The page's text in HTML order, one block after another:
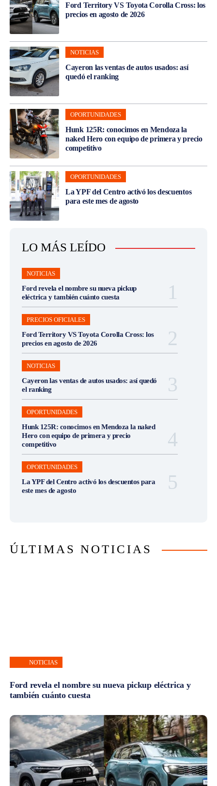
Ford Territory VS Toyota Corolla Cross: los
precios en agosto de 2026
NOTICIAS
Cayeron las ventas de autos usados: así
quedó el ranking
OPORTUNIDADES
Hunk 125R: conocimos en Mendoza la
naked Hero con equipo de primera y precio
competitivo
OPORTUNIDADES
La YPF del Centro activó los descuentos
para este mes de agosto
LO MÁS LEÍDO
NOTICIAS
Ford revela el nombre su nueva pickup
eléctrica y también cuánto cuesta
PRECIOS OFICIALES
Ford Territory VS Toyota Corolla Cross: los
precios en agosto de 2026
NOTICIAS
Cayeron las ventas de autos usados: así quedó
el ranking
OPORTUNIDADES
Hunk 125R: conocimos en Mendoza la naked
Hero con equipo de primera y precio
competitivo
OPORTUNIDADES
La YPF del Centro activó los descuentos para
este mes de agosto
ÚLTIMAS NOTICIAS
NOTICIAS
Ford revela el nombre su nueva pickup eléctrica y
también cuánto cuesta